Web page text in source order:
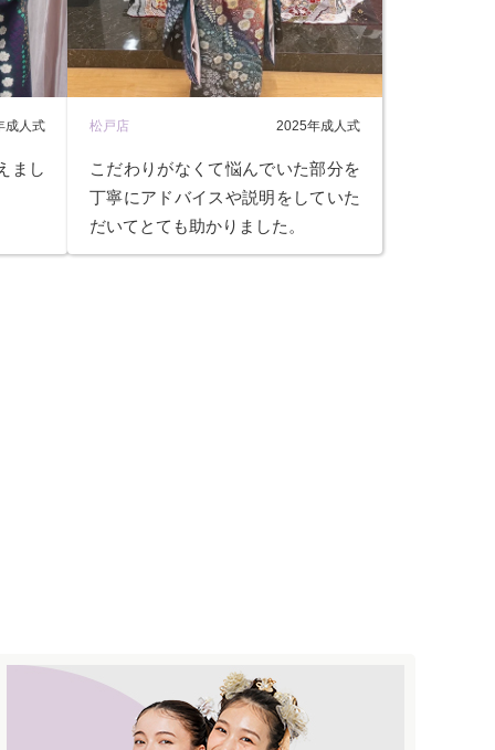
成人式
まし
松戸店 2025年成人式
こだわりがなくて悩んでいた部分を
丁寧にアドバイスや説明をしていた
だいてとても助かりました。